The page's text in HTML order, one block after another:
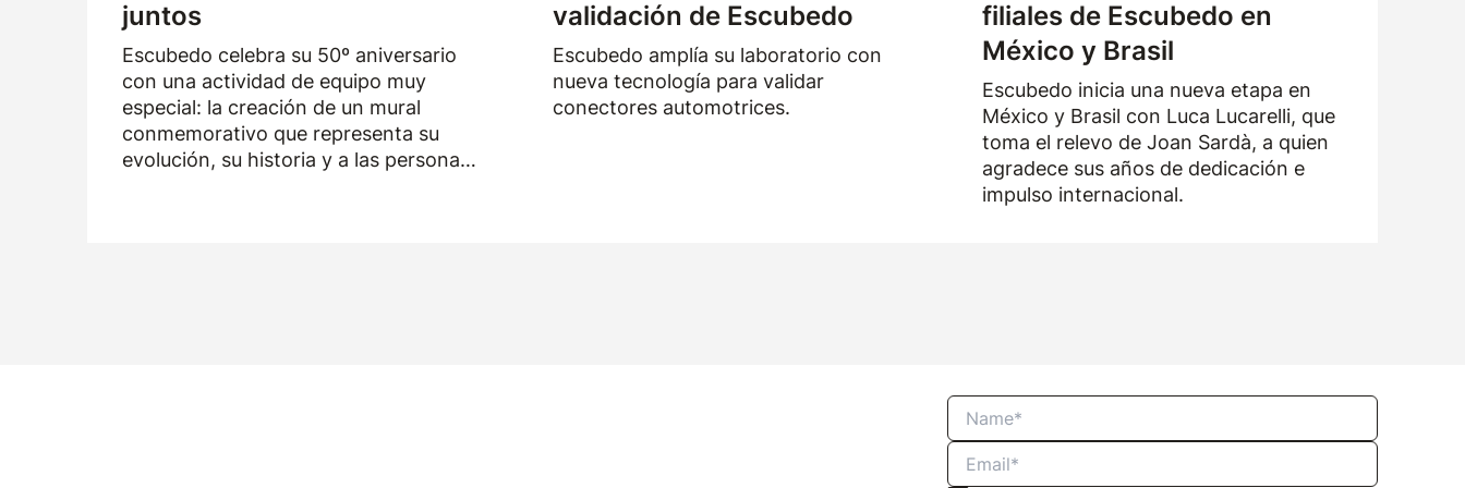
juntos
Escubedo celebra su 50º aniversario
con una actividad de equipo muy
especial: la creación de un mural
conmemorativo que representa su
evolución, su historia y a las personas
validación de Escubedo
Escubedo amplía su laboratorio con
nueva tecnología para validar
conectores automotrices.
filiales de Escubedo en
México y Brasil
Escubedo inicia una nueva etapa en
México y Brasil con Luca Lucarelli, que
toma el relevo de Joan Sardà, a quien
agradece sus años de dedicación e
impulso internacional.